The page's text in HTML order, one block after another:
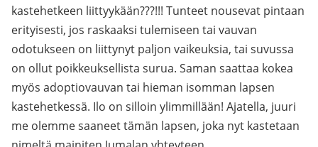
kastehetkeen liittyykään???!!! Tunteet nousevat pintaan
erityisesti, jos raskaaksi tulemiseen tai vauvan
odotukseen on liittynyt paljon vaikeuksia, tai suvussa
on ollut poikkeuksellista surua. Saman saattaa kokea
myös adoptiovauvan tai hieman isomman lapsen
kastehetkessä. Ilo on silloin ylimmillään! Ajatella, juuri
me olemme saaneet tämän lapsen, joka nyt kastetaan